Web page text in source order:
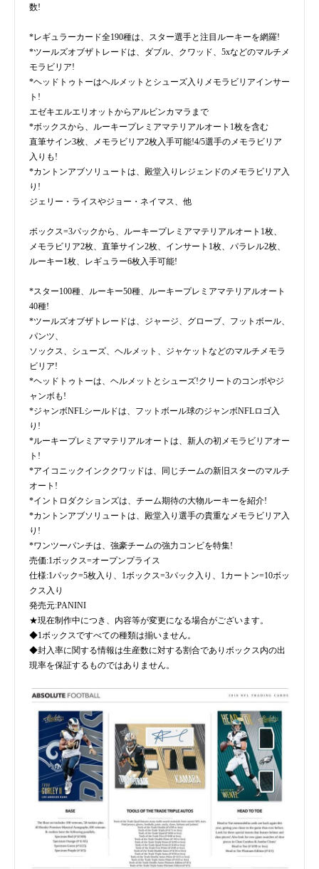
数!
*レギュラーカード全190種は、スター選手と注目ルーキーを網羅!
*ツールズオブザトレードは、ダブル、クワッド、5xなどのマルチメ
モラビリア!
*ヘッドトゥトーはヘルメットとシューズ入りメモラビリアインサー
ト!
エゼキエルエリオットからアルビンカマラまで
*ボックスから、ルーキープレミアマテリアルオート1枚を含む
直筆サイン3枚、メモラビリア2枚入手可能!4/5選手のメモラビリア
入りも!
*カントンアブソリュートは、殿堂入りレジェンドのメモラビリア入
り!
ジェリー・ライスやジョー・ネイマス、他
ボックス=3パックから、ルーキープレミアマテリアルオート1枚、
メモラビリア2枚、直筆サイン2枚、インサート1枚、パラレル2枚、
ルーキー1枚、レギュラー6枚入手可能!
*スター100種、ルーキー50種、ルーキープレミアマテリアルオート
40種!
*ツールズオブザトレードは、ジャージ、グローブ、フットボール、
パンツ、
ソックス、シューズ、ヘルメット、ジャケットなどのマルチメモラ
ビリア!
*ヘッドトゥトーは、ヘルメットとシューズ!クリートのコンボやジ
ャンボも!
*ジャンボNFLシールドは、フットボール球のジャンボNFLロゴ入
り!
*ルーキープレミアマテリアルオートは、新人の初メモラビリアオー
ト!
*アイコニックインククワッドは、同じチームの新旧スターのマルチ
オート!
*イントロダクションズは、チーム期待の大物ルーキーを紹介!
*カントンアブソリュートは、殿堂入り選手の貴重なメモラビリア入
り!
*ワンツーパンチは、強豪チームの強力コンビを特集!
売価:1ボックス=オープンプライス
仕様:1パック=5枚入り、1ボックス=3パック入り、1カートン=10ボッ
クス入り
発売元:PANINI
★現在制作中につき、内容等が変更になる場合がございます。
◆1ボックスですべての種類は揃いません。
◆封入率に関する情報は生産数に対する割合でありボックス内の出
現率を保証するものではありません。